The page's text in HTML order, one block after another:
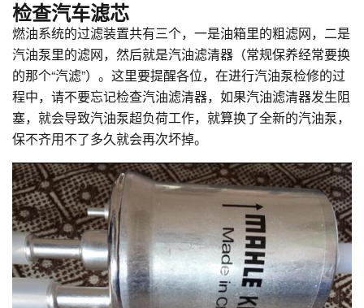
检查汽车滤芯
燃油系统的过滤装置共有三个，一是油箱里的粗滤网，二是
汽油泵里的滤网，然后就是汽油滤清器（常规保养经常要换
的那个“汽滤”）。这里要提醒各位，在进行汽油泵检修的过
程中，请不要忘记检查汽油滤清器，如果汽油滤清器发生阻
塞，就会导致汽油泵超负荷工作，就算换了全新的汽油泵，
保不齐用不了多久就会再次坏掉。